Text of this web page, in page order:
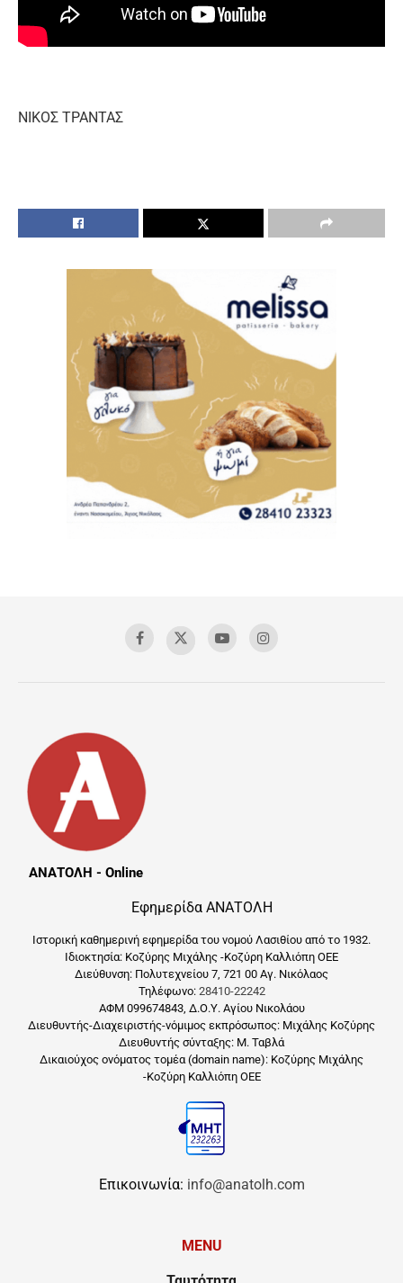
ΝΙΚΟΣ ΤΡΑΝΤΑΣ
ΑΝΑΤΟΛΗ - Online
Εφημερίδα ΑΝΑΤΟΛΗ
Ιστορική καθημερινή εφημερίδα του νομού Λασιθίου από το 1932.
Ιδιοκτησία: Κοζύρης Μιχάλης -Κοζύρη Καλλιόπη ΟΕΕ
Διεύθυνση: Πολυτεχνείου 7, 721 00 Αγ. Νικόλαος
Τηλέφωνο: 28410-22242
ΑΦΜ 099674843, Δ.Ο.Υ. Αγίου Νικολάου
Διευθυντής-Διαχειριστής-νόμιμος εκπρόσωπος: Μιχάλης Κοζύρης
Διευθυντής σύνταξης: Μ. Ταβλά
Δικαιούχος ονόματος τομέα (domain name): Κοζύρης Μιχάλης
-Κοζύρη Καλλιόπη ΟΕΕ
Επικοινωνία: info@anatolh.com
MENU